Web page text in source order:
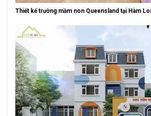
Thiết kế trường mầm non Queensland tại Hàm